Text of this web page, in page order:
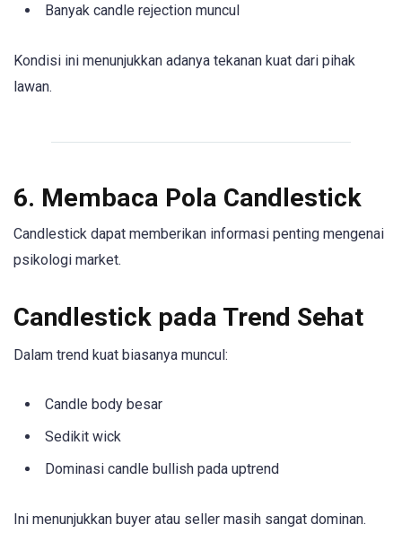
Banyak candle rejection muncul
Kondisi ini menunjukkan adanya tekanan kuat dari pihak
lawan.
6. Membaca Pola Candlestick
Candlestick dapat memberikan informasi penting mengenai
psikologi market.
Candlestick pada Trend Sehat
Dalam trend kuat biasanya muncul:
Candle body besar
Sedikit wick
Dominasi candle bullish pada uptrend
Ini menunjukkan buyer atau seller masih sangat dominan.